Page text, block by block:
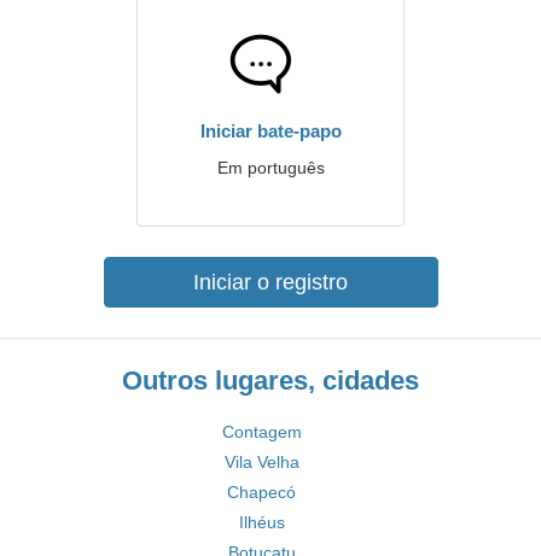
Iniciar bate-papo
Em português
Iniciar o registro
Outros lugares, cidades
Contagem
Vila Velha
Chapecó
Ilhéus